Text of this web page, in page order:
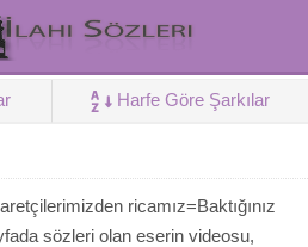
Harfe Göre Şarkılar
ricamız=Baktığınız
sözleri olan eserin videosu,